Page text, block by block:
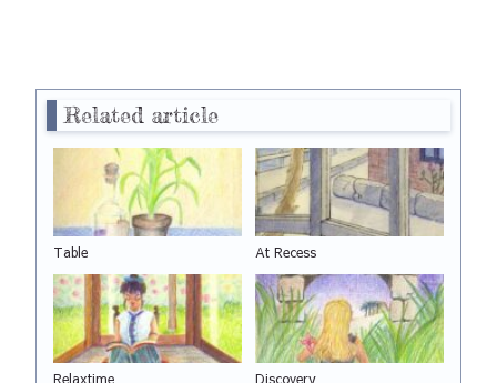
Related article
Table At Recess
Relaxtime Discovery